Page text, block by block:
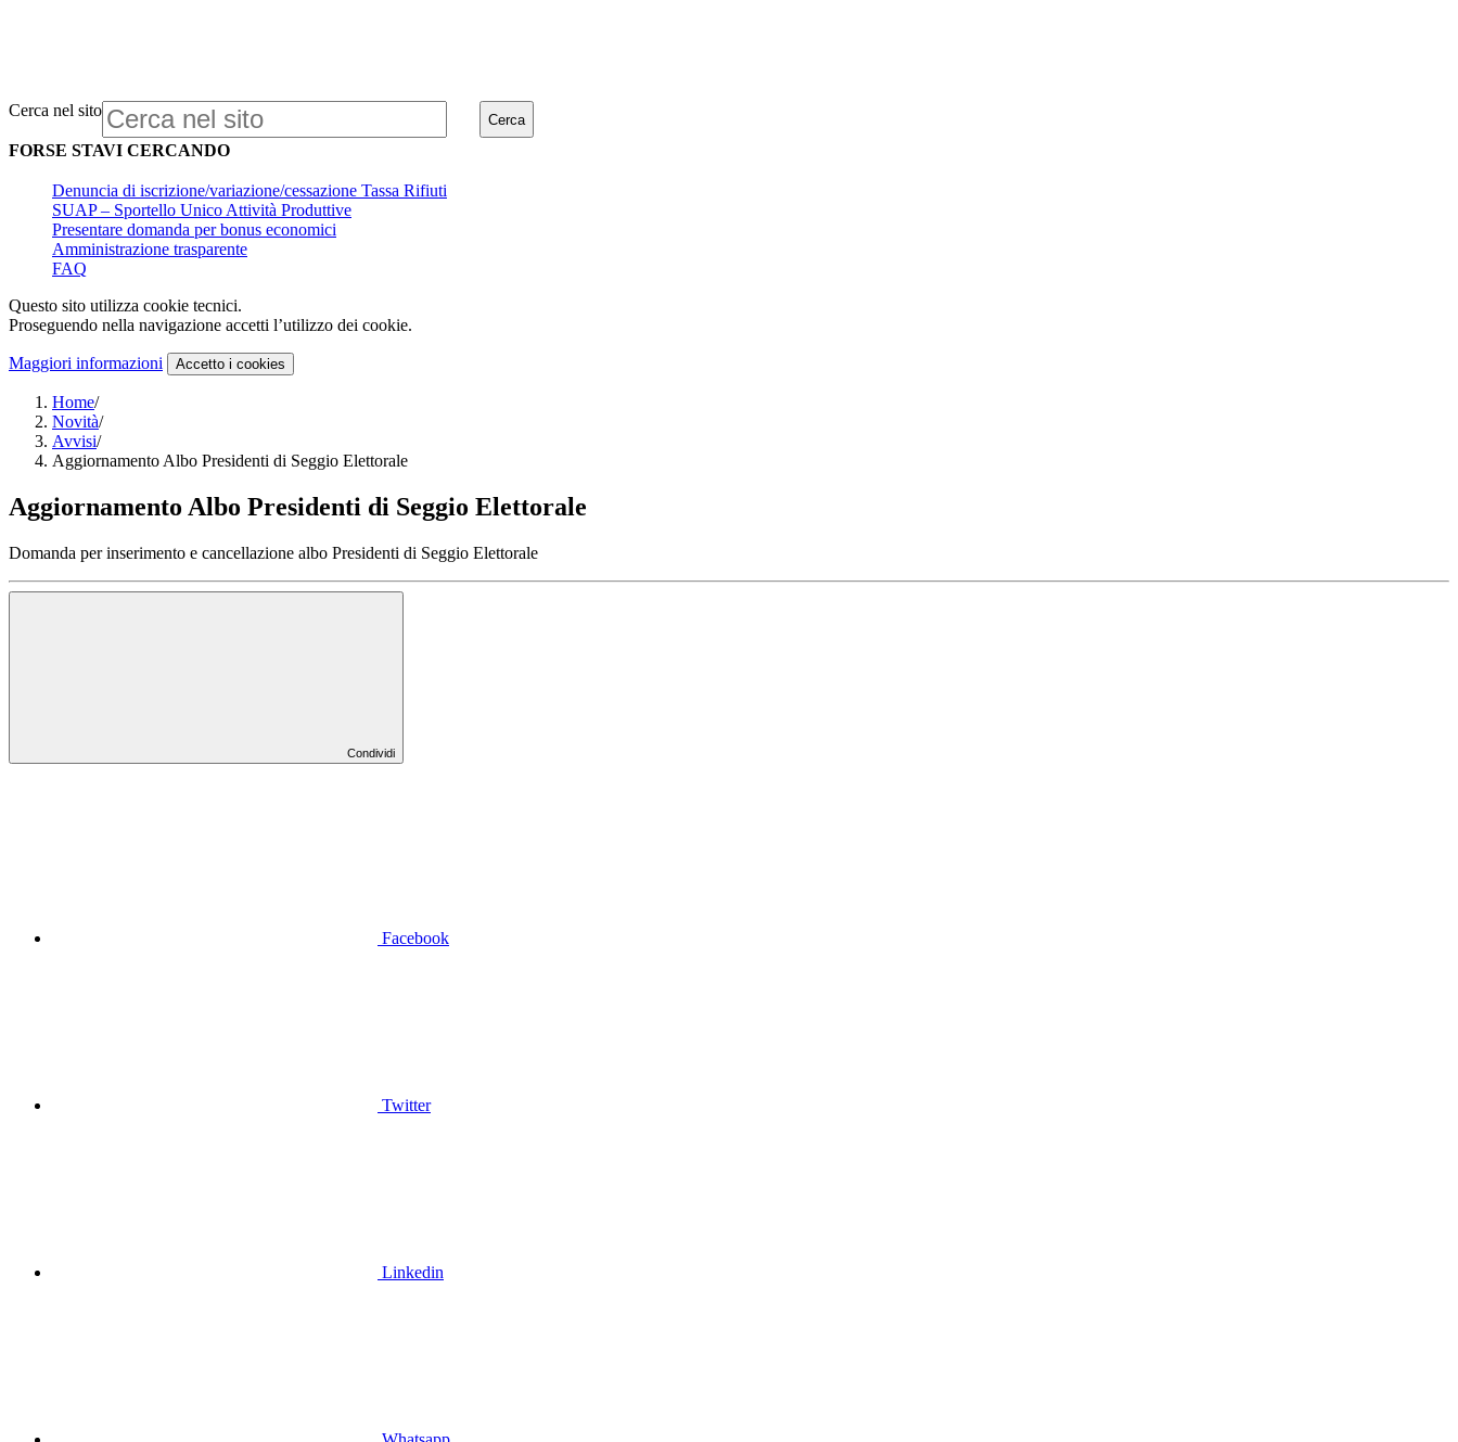
Cerca nel sito Cerca
FORSE STAVI CERCANDO
Denuncia di iscrizione/variazione/cessazione Tassa Rifiuti
SUAP – Sportello Unico Attività Produttive
Presentare domanda per bonus economici
Amministrazione trasparente
FAQ
Questo sito utilizza cookie tecnici.
Proseguendo nella navigazione accetti l’utilizzo dei cookie.
Maggiori informazioni Accetto i cookies
Home/
Novità/
Avvisi/
Aggiornamento Albo Presidenti di Seggio Elettorale
Aggiornamento Albo Presidenti di Seggio Elettorale
Domanda per inserimento e cancellazione albo Presidenti di Seggio Elettorale
Condividi
Facebook
Twitter
Linkedin